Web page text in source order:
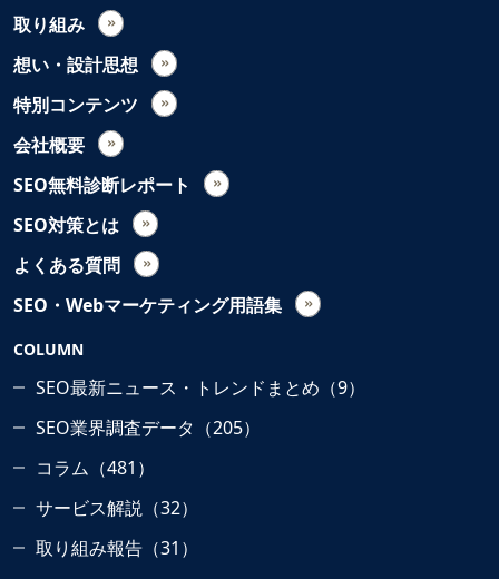
取り組み
想い・設計思想
特別コンテンツ
会社概要
SEO無料診断レポート
SEO対策とは
よくある質問
SEO・Webマーケティング用語集
COLUMN
SEO最新ニュース・トレンドまとめ（9）
SEO業界調査データ（205）
コラム（481）
サービス解説（32）
取り組み報告（31）